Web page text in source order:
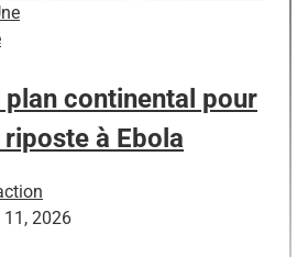
continental pour
à Ebola
11, 2026